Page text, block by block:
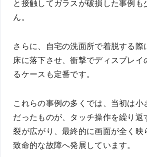
と接触してガラスが破損した事例も
ん。
さらに、自宅の洗面所で着脱する際
床に落下させ、衝撃でディスプレイ
るケースも定番です。
これらの事例の多くでは、当初は小
だったものが、タッチ操作を繰り返
裂が広がり、最終的に画面が全く映
致命的な故障へ発展しています。